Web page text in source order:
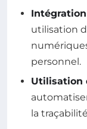
utilisation
personnel.
Utilisation
la